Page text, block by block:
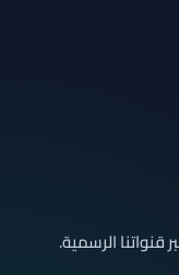
قنواتنا الرسمية.